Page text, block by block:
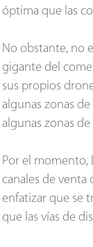
óptima que las
No obstante, no
gigante del
sus propios
algunas zonas
algunas zonas
Por el momento,
canales de
enfatizar que se
que las vías de